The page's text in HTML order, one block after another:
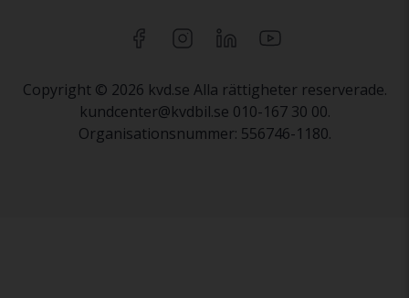
Copyright © 2026 kvd.se Alla rättigheter reserverade.
kundcenter@kvdbil.se 010-167 30 00.
Organisationsnummer: 556746-1180.